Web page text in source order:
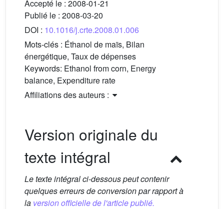
Accepté le : 2008-01-21
Publié le : 2008-03-20
DOI : 10.1016/j.crte.2008.01.006
Mots-clés : Éthanol de maïs, Bilan
énergétique, Taux de dépenses
Keywords: Ethanol from corn, Energy
balance, Expenditure rate
Affiliations des auteurs :
Version originale du
texte intégral
Le texte intégral ci-dessous peut contenir
quelques erreurs de conversion par rapport à
la version officielle de l'article publié.